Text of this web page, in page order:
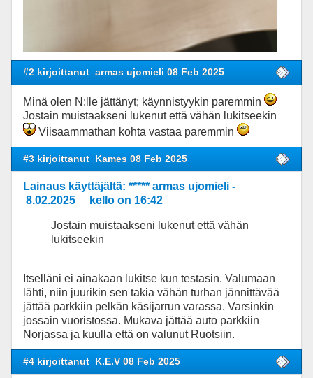
#2 kirjoittanut armas ujomieli 08 Feb 2025
Minä olen N:lle jättänyt; käynnistyykin paremmin
Jostain muistaakseni lukenut että vähän lukitseekin
Viisaammathan kohta vastaa paremmin
#3 kirjoittanut Kames 08 Feb 2025
Lainaus käyttäjältä: ***** armas ujomieli -
8.02.2025 kello on 16:42
Jostain muistaakseni lukenut että vähän
lukitseekin
Itselläni ei ainakaan lukitse kun testasin. Valumaan
lähti, niin juurikin sen takia vähän turhan jännittävää
jättää parkkiin pelkän käsijarrun varassa. Varsinkin
jossain vuoristossa. Mukava jättää auto parkkiin
Norjassa ja kuulla että on valunut Ruotsiin.
#4 kirjoittanut K.E.V 08 Feb 2025